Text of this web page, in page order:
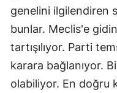
genelini ilgilendiren
bunlar. Meclis'e
tartışılıyor. Parti
karara bağlanıyor.
olabiliyor. En doğru